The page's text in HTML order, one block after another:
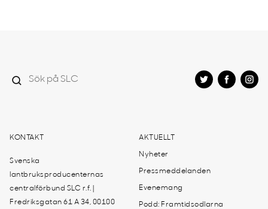
KONTAKT
Svenska
lantbruksproducenternas
centralförbund SLC r.f. |
Fredriksgatan 61 A 34, 00100
AKTUELLT
Nyheter
Pressmeddelanden
Evenemang
Podd: Framtidsodlarna